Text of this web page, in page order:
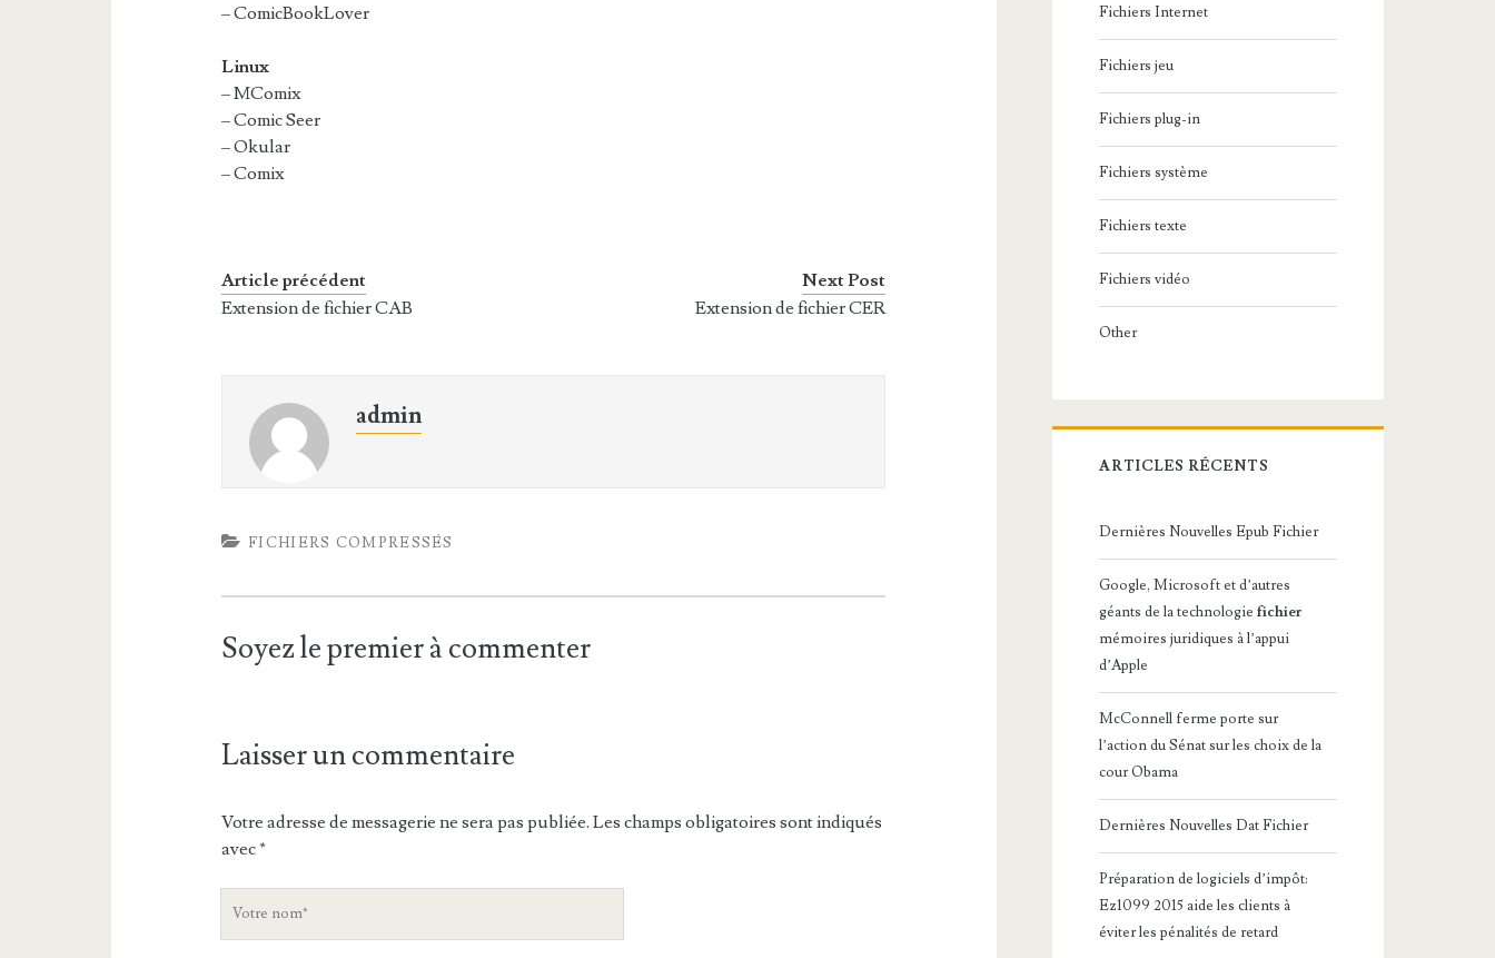
– ComicBookLover
Linux
– MComix
– Comic Seer
– Okular
– Comix
Article précédent
Extension de fichier CAB
Next Post
Extension de fichier CER
admin
FICHIERS COMPRESSÉS
Soyez le premier à commenter
Laisser un commentaire
Votre adresse de messagerie ne sera pas publiée. Les champs obligatoires sont indiqués
avec*
V
Fichiers Internet
Fichiers jeu
Fichiers plug-in
Fichiers système
Fichiers texte
Fichiers vidéo
Other
ARTICLES RÉCENTS
Dernières Nouvelles Epub Fichier
Google, Microsoft et d’autres
géants de la technologiefichier
mémoires juridiques à l’appui
d’Apple
McConnell ferme porte sur
l’action du Sénat sur les choix de la
cour Obama
Dernières Nouvelles Dat Fichier
Préparation de logiciels d’impôt:
Ez1099 2015 aide les clients à
éviter les pénalités de retard